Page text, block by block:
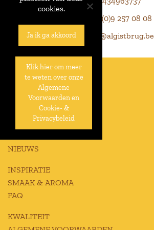
+32 (0)9 257 08 08
info@algistbrug.be
GESCHIEDENIS
PRODUCTIE
NIEUWS
INSPIRATIE
SMAAK & AROMA
FAQ
KWALITEIT
cookies.
Ja ik ga akkoord
Klik hier om meer
te weten over onze
Algemene
Voorwaarden en
Cookie- &
Privacybeleid